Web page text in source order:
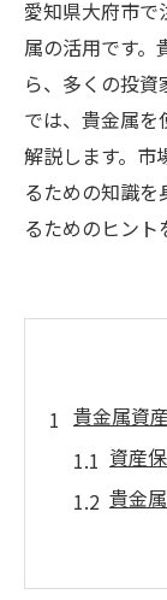
愛知県大府市
属の活用です。
ら、多くの投
では、貴金属を
解説します。市
るための知識
るためのヒント
貴金属資
資産
貴金
地元